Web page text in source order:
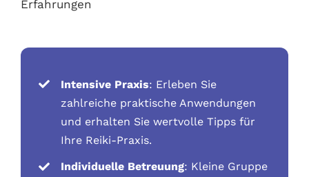
Erfahrungen
Intensive Praxis: Erleben Sie
zahlreiche praktische Anwendungen
und erhalten Sie wertvolle Tipps für
Ihre Reiki-Praxis.
Individuelle Betreuung: Kleine Gruppe